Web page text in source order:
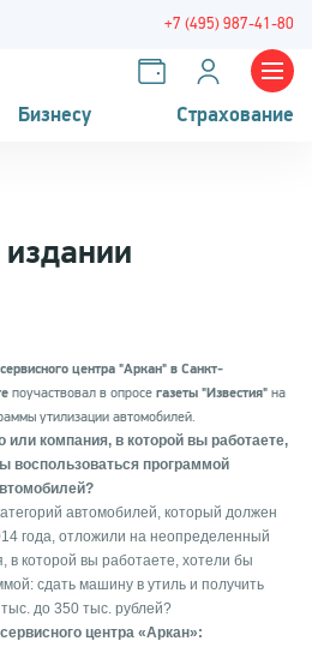
+7 (495) 987-41-80
Бизнесу Страхование
центра "Аркан" в Санкт-
поучаствовал в опросе газеты "Известия" на
утилизации автомобилей.
или компания, в которой вы работаете,
воспользоваться программой
автомобилей, который должен
года, отложили на неопределенный
в которой вы работаете, хотели бы
сдать машину в утиль и получить
до 350 тыс. рублей?
центра «Аркан»: